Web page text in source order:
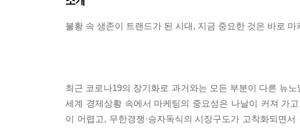
불황 속 생존이 트랜드가 된 시대, 지금 중요한 것은 바로 마
최근 코로나19의 장기화로 과거와는 모든 부분이 다른 뉴
세계 경제상황 속에서 마케팅의 중요성은 나날이 커져 가
이 어렵고, 무한경쟁·승자독식의 시장구도가 고착화되면